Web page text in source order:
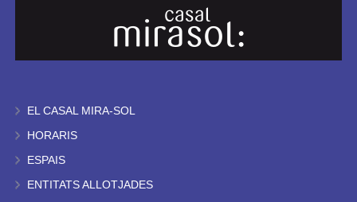
EL CASAL MIRA-SOL
HORARIS
ESPAIS
ENTITATS ALLOTJADES